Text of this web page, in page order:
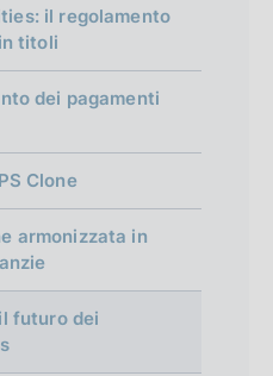
il regolamento
titoli
dei pagamenti
Clone
armonizzata in
futuro dei